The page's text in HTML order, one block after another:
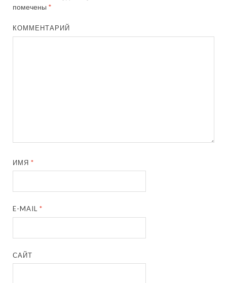
помечены *
КОММЕНТАРИЙ
ИМЯ*
E-MAIL*
САЙТ